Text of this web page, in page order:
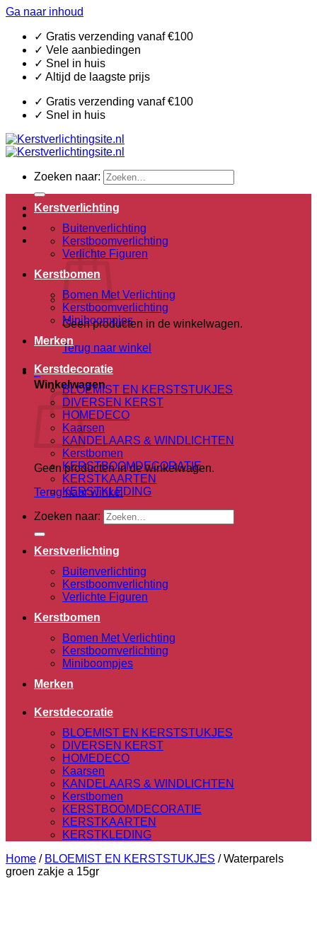
Ga naar inhoud
✓ Gratis verzending vanaf €100
✓ Vele aanbiedingen
✓ Snel in huis
✓ Altijd de laagste prijs
✓ Gratis verzending vanaf €100
✓ Snel in huis
Zoeken naar:
Login
0,00 0
Geen producten in de winkelwagen.
Terug naar winkel
0
Winkelwagen
Geen producten in de winkelwagen.
Terug naar winkel
Kerstverlichting
Buitenverlichting
Kerstboomverlichting
Verlichte Figuren
Kerstbomen
Bomen Met Verlichting
Kerstboomverlichting
Miniboompjes
Merken
Kerstdecoratie
BLOEMIST EN KERSTSTUKJES
DIVERSEN KERST
HOMEDECO
Kaarsen
KANDELAARS & WINDLICHTEN
Kerstbomen
KERSTBOOMDECORATIE
KERSTKAARTEN
KERSTKLEDING
Zoeken naar:
Kerstverlichting
Buitenverlichting
Kerstboomverlichting
Verlichte Figuren
Kerstbomen
Bomen Met Verlichting
Kerstboomverlichting
Miniboompjes
Merken
Kerstdecoratie
BLOEMIST EN KERSTSTUKJES
DIVERSEN KERST
HOMEDECO
Kaarsen
KANDELAARS & WINDLICHTEN
Kerstbomen
KERSTBOOMDECORATIE
KERSTKAARTEN
KERSTKLEDING
Home / BLOEMIST EN KERSTSTUKJES /Waterparels
groen zakje a 15gr